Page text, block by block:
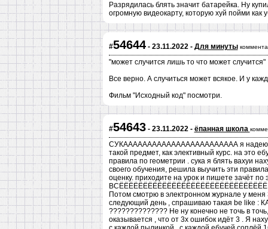
Разрядилась блять значит батарейка. Ну
огромную видеокарту, которую хуй пойми как
#54644- 23.11.2022 - Для минуты
"может случится лишь то что может случится"
Все верно. А случиться может всякое. И у
Фильм "Исходный код" посмотри.
#54643- 23.11.2022 - ёпанная школа
СУКАААААААААААААААААААААААА я надеюсь
такой предмет, как элективный курс. на это
правила по геометрии . сука я блять вахуи
своего обучения, решила выучить эти
оценку. приходите на урок и пишете зачёт
Потом смотрю в электронном журнале у
следующий день , спрашиваю такая be
?????????????? Не ну конечно не точь в
оказывается , что от 3х ошибок идёт 3 . Я